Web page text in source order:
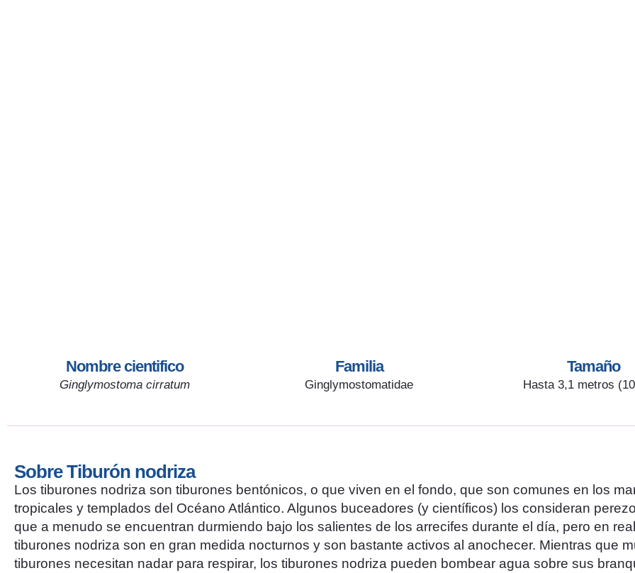
Nombre cientifico
Ginglymostoma cirratum
Familia
Ginglymostomatidae
Tamaño
Hasta 3,1 metros
Sobre Tiburón nodriza
Los tiburones nodriza son tiburones bentónicos, o que viven en el fondo, que son comunes en los
tropicales y templados del Océano Atlántico. Algunos buceadores (y científicos) los consideran
que a menudo se encuentran durmiendo bajo los salientes de los arrecifes durante el día, pero en
tiburones nodriza son en gran medida nocturnos y son bastante activos al anochecer. Mientras que
tiburones necesitan nadar para respirar, los tiburones nodriza pueden bombear agua sobre sus